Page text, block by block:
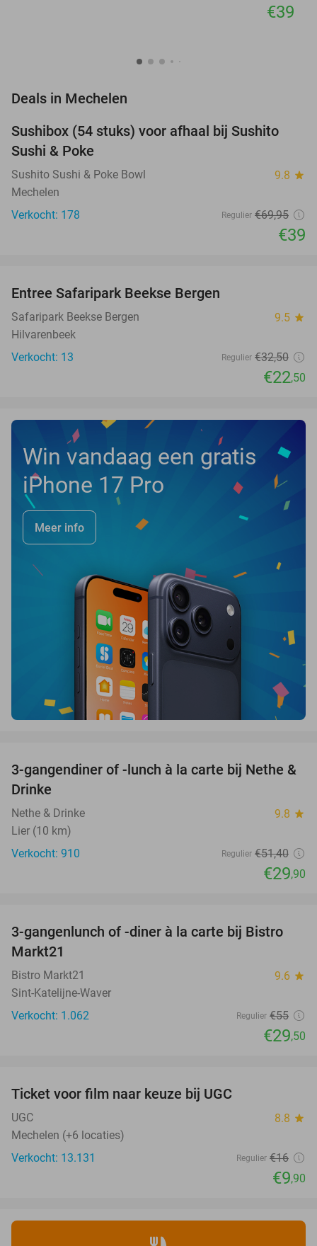
€39
Deals in Mechelen
44%
Sushibox (54 stuks) voor afhaal bij Sushito
Sushi & Poke
Sushito Sushi & Poke Bowl 9.8 star
Mechelen
Verkocht: 178
Regulier €69,95
€39
TODAY
Entree Safaripark Beekse Bergen
Safaripark Beekse Bergen 9.5 star
Hilvarenbeek
Verkocht: 13
Regulier €32,50
€22,50
Win vandaag een gratis
iPhone 17 Pro
Meer info
42%
3-gangendiner of -lunch à la carte bij Nethe &
Drinke
Nethe & Drinke 9.8 star
Lier (10 km)
Verkocht: 910
Regulier €51,40
€29,90
46%
3-gangenlunch of -diner à la carte bij Bistro
Markt21
Bistro Markt21 9.6 star
Sint-Katelijne-Waver
Verkocht: 1.062
Regulier €55
€29,50
Ticket voor film naar keuze bij UGC
UGC 8.8 star
Mechelen (+6 locaties)
Verkocht: 13.131
Regulier €16
€9,90